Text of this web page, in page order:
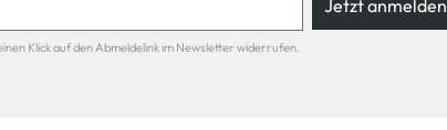
Jetzt anmelden
Klick auf den Abmeldelink im Newsletter widerrufen.